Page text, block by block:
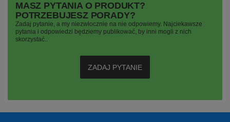
MASZ PYTANIA O PRODUKT?
POTRZEBUJESZ PORADY?
Zadaj pytanie, a my niezwłocznie na nie odpowiemy. Najciekawsze
pytania i odpowiedzi będziemy publikować, by inni mogli z nich
skorzystać..
ZADAJ PYTANIE